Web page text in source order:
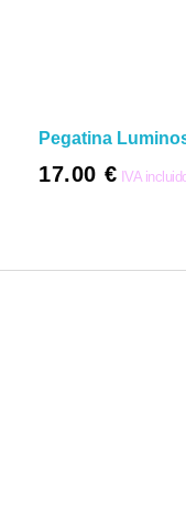
Pegatina
17.00 € IVA